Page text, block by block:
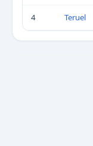
4 Teruel